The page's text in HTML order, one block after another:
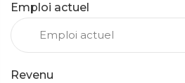
Emploi actuel
Emploi actuel
Revenu